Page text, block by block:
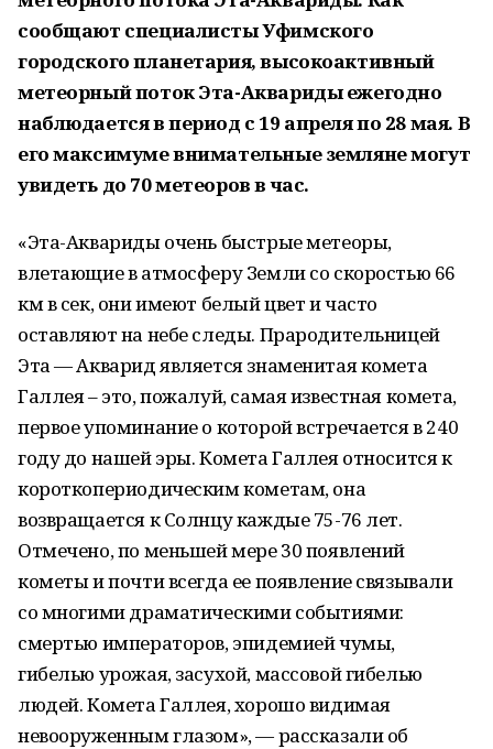
сообщают специалисты Уфимского
городского планетария, высокоактивный
метеорный поток Эта-Аквариды ежегодно
наблюдается в период с 19 апреля по 28 мая. В
его максимуме внимательные земляне могут
увидеть до 70 метеоров в час.
«Эта-Аквариды очень быстрые метеоры,
влетающие в атмосферу Земли со скоростью 66
км в сек, они имеют белый цвет и часто
оставляют на небе следы. Прародительницей
Эта — Акварид является знаменитая комета
Галлея – это, пожалуй, самая известная комета,
первое упоминание о которой встречается в 240
году до нашей эры. Комета Галлея относится к
короткопериодическим кометам, она
возвращается к Солнцу каждые 75-76 лет.
Отмечено, по меньшей мере 30 появлений
кометы и почти всегда ее появление связывали
со многими драматическими событиями:
смертью императоров, эпидемией чумы,
гибелью урожая, засухой, массовой гибелью
людей. Комета Галлея, хорошо видимая
невооруженным глазом», — рассказали об